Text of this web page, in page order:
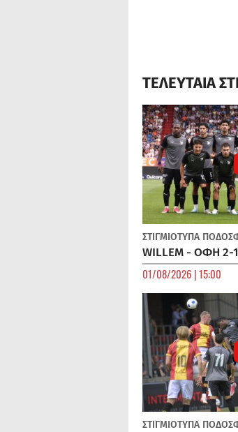
ΤΕΛΕΥΤΑΙΑ
ΣΤΙΓΜΙΟΤΥΠΑ
WILLEM - ΟΦΗ 2-1
01/08/2026 | 15:00
ΣΤΙΓΜΙΟΤΥΠΑ